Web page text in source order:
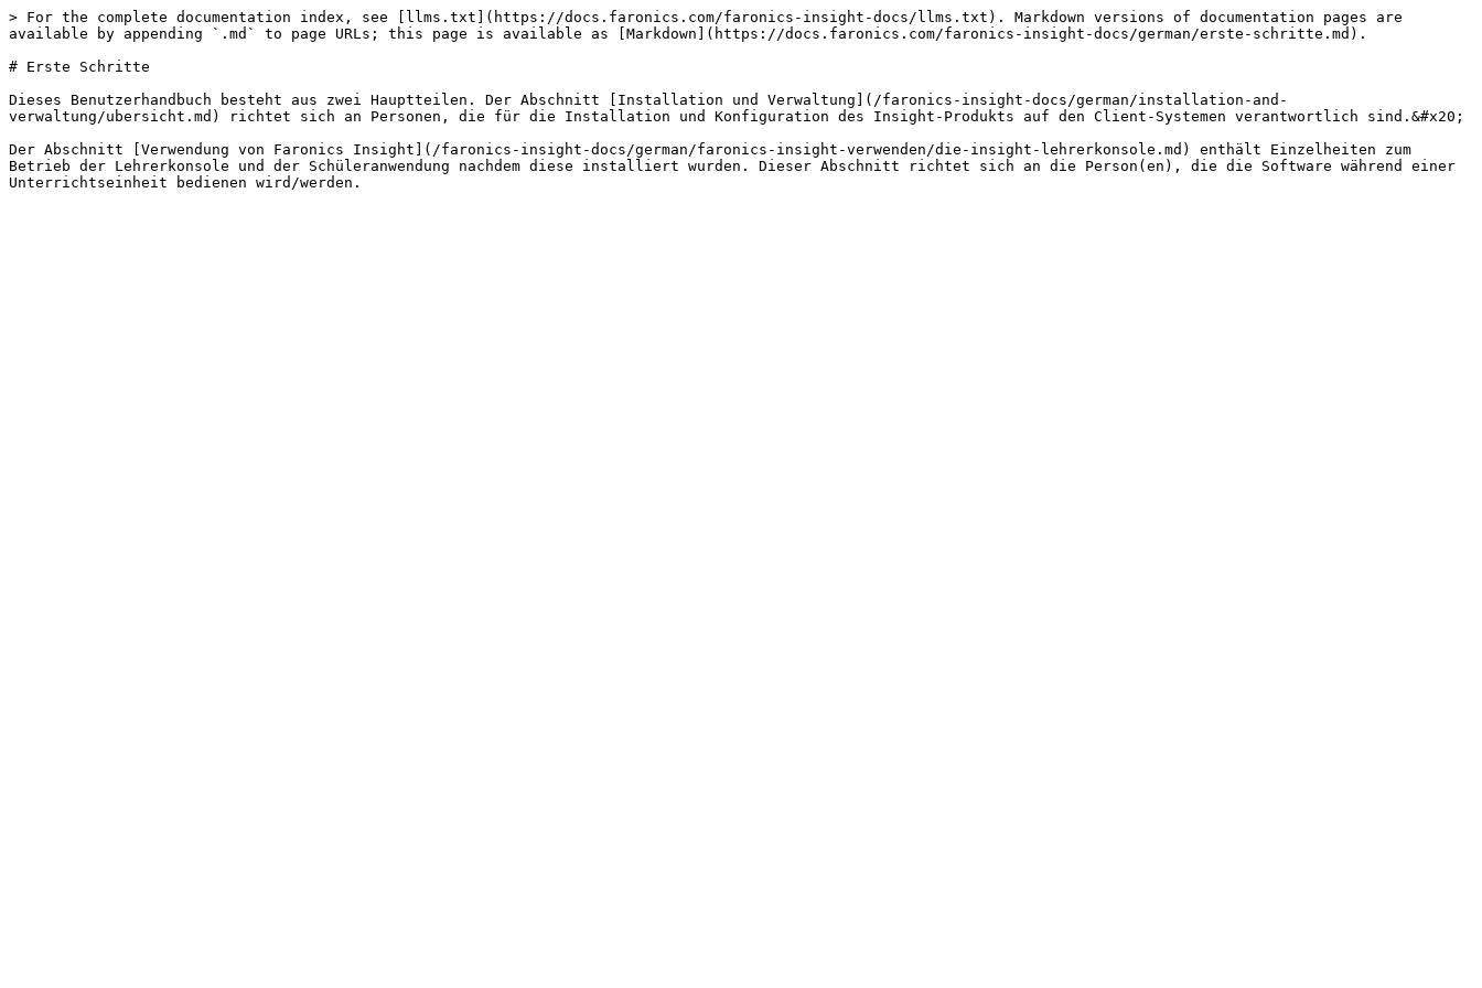
> For the complete documentation index, see [llms.txt](https://docs.faronics.com/faronics-insight-docs/llms.txt). Markdown versions of documentation pages are
available by appending `.md` to page URLs; this page is available as [Markdown](https://docs.faronics.com/faronics-insight-docs/german/erste-schritte.md).
# Erste Schritte
Dieses Benutzerhandbuch besteht aus zwei Hauptteilen. Der Abschnitt [Installation und Verwaltung](/faronics-insight-docs/german/installation-and-
verwaltung/ubersicht.md) richtet sich an Personen, die für die Installation und Konfiguration des Insight-Produkts auf den Client-Systemen verantwortlich sind.&#x20;
Der Abschnitt [Verwendung von Faronics Insight](/faronics-insight-docs/german/faronics-insight-verwenden/die-insight-lehrerkonsole.md) enthält Einzelheiten zum
Betrieb der Lehrerkonsole und der Schüleranwendung nachdem diese installiert wurden. Dieser Abschnitt richtet sich an die Person(en), die die Software während einer